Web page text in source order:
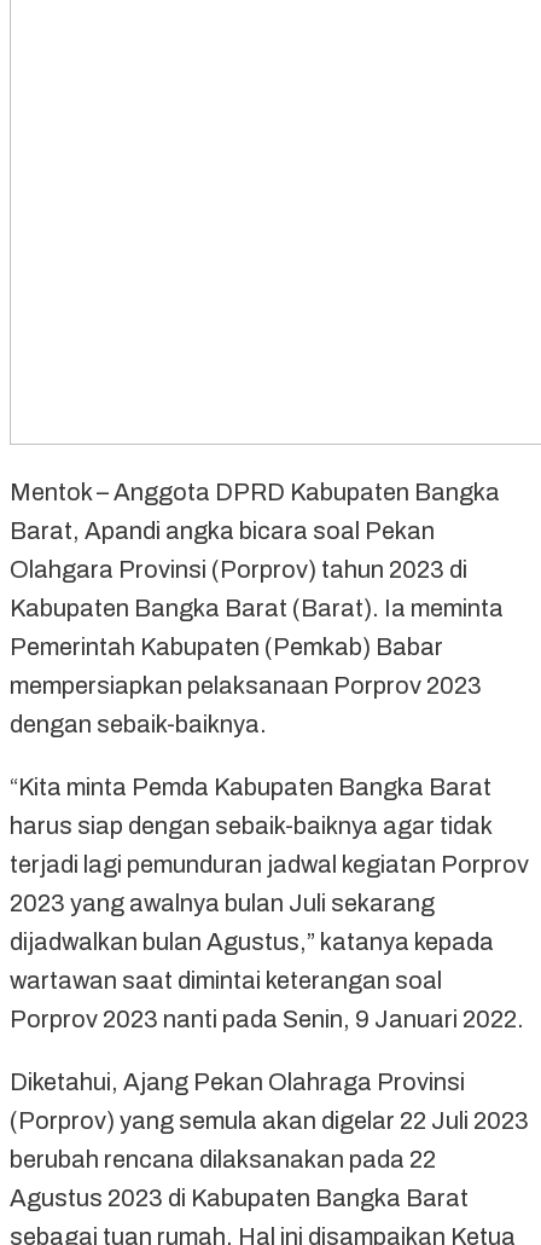
Mentok – Anggota DPRD Kabupaten Bangka
Barat, Apandi angka bicara soal Pekan
Olahgara Provinsi (Porprov) tahun 2023 di
Kabupaten Bangka Barat (Barat). Ia meminta
Pemerintah Kabupaten (Pemkab) Babar
mempersiapkan pelaksanaan Porprov 2023
dengan sebaik-baiknya.
“Kita minta Pemda Kabupaten Bangka Barat
harus siap dengan sebaik-baiknya agar tidak
terjadi lagi pemunduran jadwal kegiatan Porprov
2023 yang awalnya bulan Juli sekarang
dijadwalkan bulan Agustus,” katanya kepada
wartawan saat dimintai keterangan soal
Porprov 2023 nanti pada Senin, 9 Januari 2022.
Diketahui, Ajang Pekan Olahraga Provinsi
(Porprov) yang semula akan digelar 22 Juli 2023
berubah rencana dilaksanakan pada 22
Agustus 2023 di Kabupaten Bangka Barat
sebagai tuan rumah. Hal ini disampaikan Ketua